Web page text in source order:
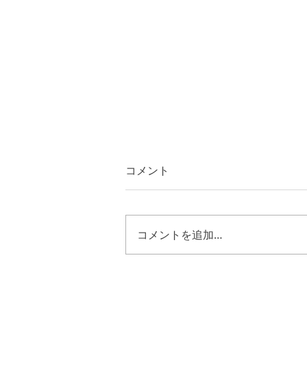
コメント
コメントを追加…